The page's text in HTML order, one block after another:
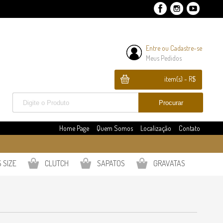
Entre ou Cadastre-se
Meus Pedidos
item(s) - R$
Home Page Quem Somos Localização Contato
SIZE CLUTCH SAPATOS GRAVATAS